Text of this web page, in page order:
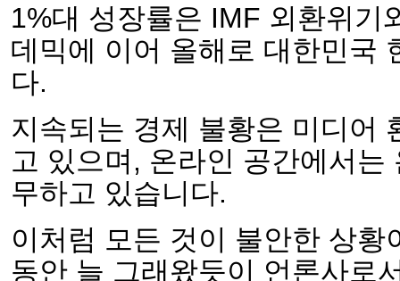
1%대 성장률은 IMF 외환위기
데믹에 이어 올해로 대한민국
다.
지속되는 경제 불황은 미디어
고 있으며, 온라인 공간에서
무하고 있습니다.
이처럼 모든 것이 불안한 상
동안 늘 그래왔듯이 언론사로